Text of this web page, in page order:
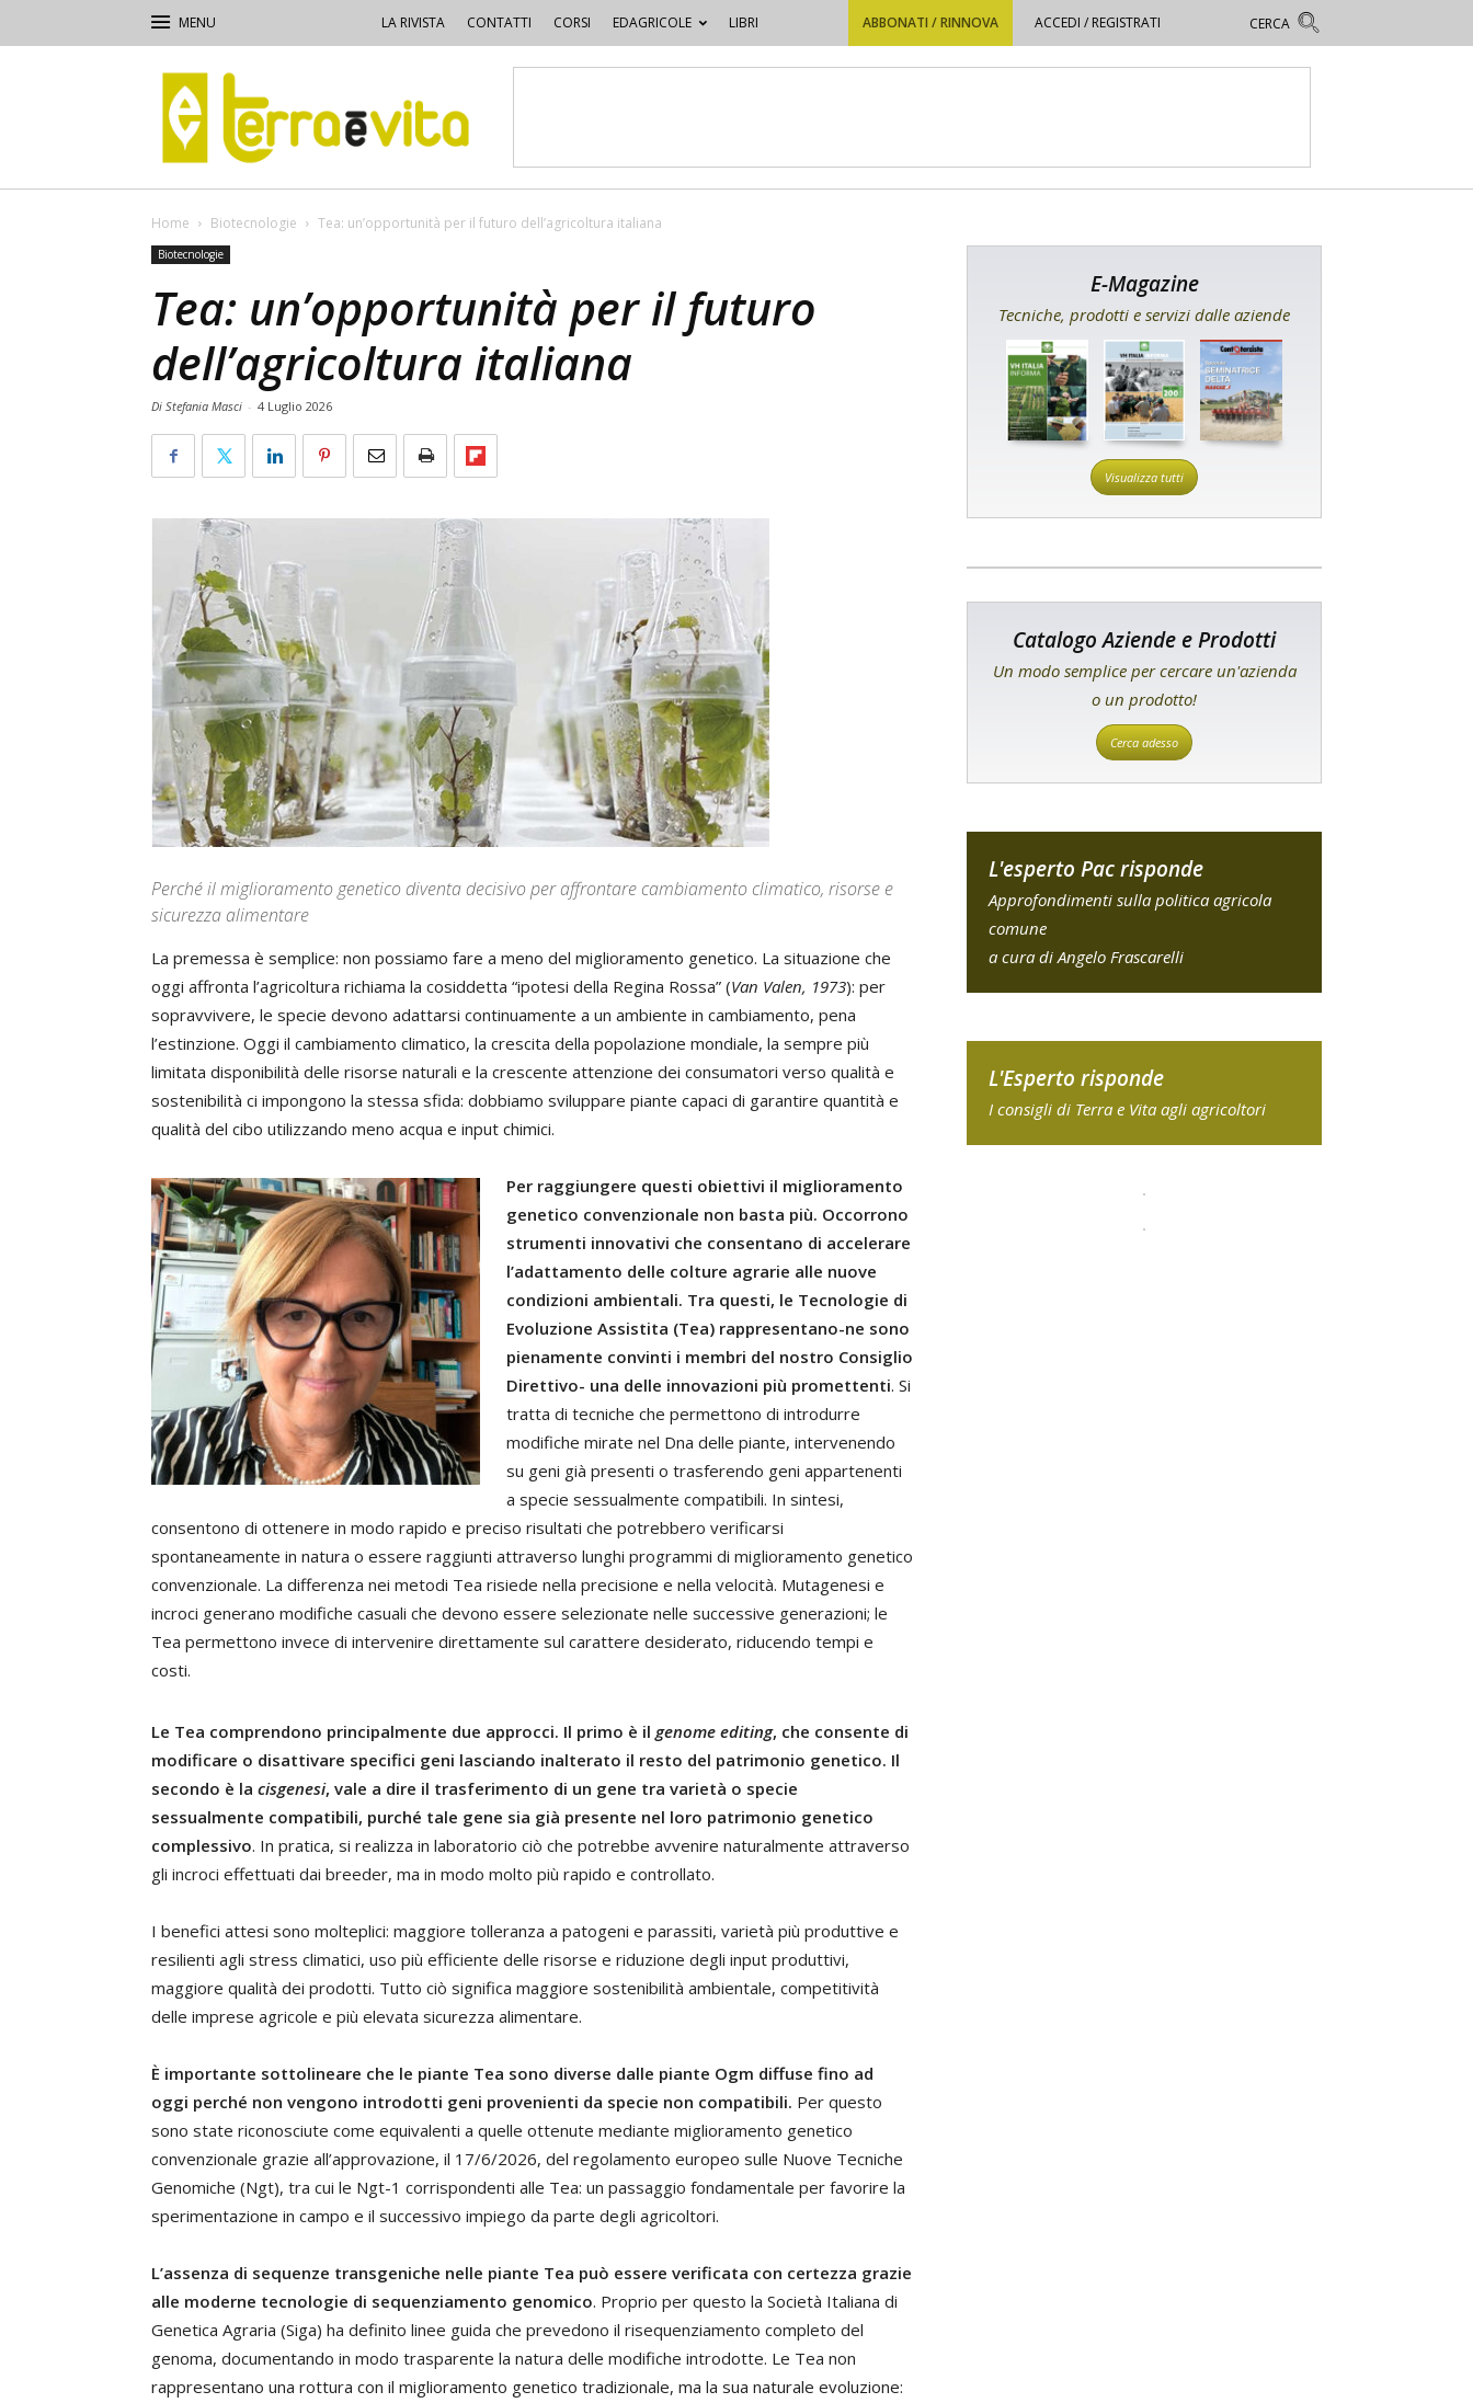
LA RIVISTA CONTATTI CORSI EDAGRICOLE LIBRI ABBONATI / RINNOVA ACCEDI / REGISTRATI
Terra
e
Vita
Home Biotecnologie Tea: un’opportunità per il futuro dell’agricoltura italiana
Biotecnologie
Tea: un’opportunità per il futuro
dell’agricoltura italiana
Di Stefania Masci - 4 Luglio 2026
Perché il miglioramento genetico diventa decisivo per affrontare cambiamento climatico, risorse e
sicurezza alimentare
La premessa è semplice: non possiamo fare a meno del miglioramento genetico. La situazione che
oggi affronta l’agricoltura richiama la cosiddetta “ipotesi della Regina Rossa” (Van Valen, 1973): per
sopravvivere, le specie devono adattarsi continuamente a un ambiente in cambiamento, pena
l’estinzione. Oggi il cambiamento climatico, la crescita della popolazione mondiale, la sempre più
limitata disponibilità delle risorse naturali e la crescente attenzione dei consumatori verso qualità e
sostenibilità ci impongono la stessa sfida: dobbiamo sviluppare piante capaci di garantire quantità e
qualità del cibo utilizzando meno acqua e input chimici.
Per raggiungere questi obiettivi il miglioramento
genetico convenzionale non basta più. Occorrono
strumenti innovativi che consentano di accelerare
l’adattamento delle colture agrarie alle nuove
condizioni ambientali. Tra questi, le Tecnologie di
Evoluzione Assistita (Tea) rappresentano-ne sono
pienamente convinti i membri del nostro Consiglio
Direttivo- una delle innovazioni più promettenti. Si
tratta di tecniche che permettono di introdurre
modifiche mirate nel Dna delle piante, intervenendo
su geni già presenti o trasferendo geni appartenenti
a specie sessualmente compatibili. In sintesi,
consentono di ottenere in modo rapido e preciso risultati che potrebbero verificarsi
spontaneamente in natura o essere raggiunti attraverso lunghi programmi di miglioramento genetico
convenzionale. La differenza nei metodi Tea risiede nella precisione e nella velocità. Mutagenesi e
incroci generano modifiche casuali che devono essere selezionate nelle successive generazioni; le
Tea permettono invece di intervenire direttamente sul carattere desiderato, riducendo tempi e
costi.
Le Tea comprendono principalmente due approcci. Il primo è il genome editing, che consente di
modificare o disattivare specifici geni lasciando inalterato il resto del patrimonio genetico. Il
secondo è la cisgenesi, vale a dire il trasferimento di un gene tra varietà o specie
sessualmente compatibili, purché tale gene sia già presente nel loro patrimonio genetico
complessivo. In pratica, si realizza in laboratorio ciò che potrebbe avvenire naturalmente attraverso
gli incroci effettuati dai breeder, ma in modo molto più rapido e controllato.
I benefici attesi sono molteplici: maggiore tolleranza a patogeni e parassiti, varietà più produttive e
resilienti agli stress climatici, uso più efficiente delle risorse e riduzione degli input produttivi,
maggiore qualità dei prodotti. Tutto ciò significa maggiore sostenibilità ambientale, competitività
delle imprese agricole e più elevata sicurezza alimentare.
È importante sottolineare che le piante Tea sono diverse dalle piante Ogm diffuse fino ad
oggi perché non vengono introdotti geni provenienti da specie non compatibili. Per questo
sono state riconosciute come equivalenti a quelle ottenute mediante miglioramento genetico
convenzionale grazie all’approvazione, il 17/6/2026, del regolamento europeo sulle Nuove Tecniche
Genomiche (Ngt), tra cui le Ngt-1 corrispondenti alle Tea: un passaggio fondamentale per favorire la
sperimentazione in campo e il successivo impiego da parte degli agricoltori.
L’assenza di sequenze transgeniche nelle piante Tea può essere verificata con certezza grazie
alle moderne tecnologie di sequenziamento genomico. Proprio per questo la Società Italiana di
Genetica Agraria (Siga) ha definito linee guida che prevedono il risequenziamento completo del
genoma, documentando in modo trasparente la natura delle modifiche introdotte. Le Tea non
rappresentano una rottura con il miglioramento genetico tradizionale, ma la sua naturale evoluzione:
E-Magazine
Tecniche, prodotti e servizi dalle aziende
Visualizza tutti
Catalogo Aziende e Prodotti
Un modo semplice per cercare un'azienda
o un prodotto!
Cerca adesso
L'esperto Pac risponde
Approfondimenti sulla politica agricola
comune
a cura di Angelo Frascarelli
L'Esperto risponde
I consigli di Terra e Vita agli agricoltori